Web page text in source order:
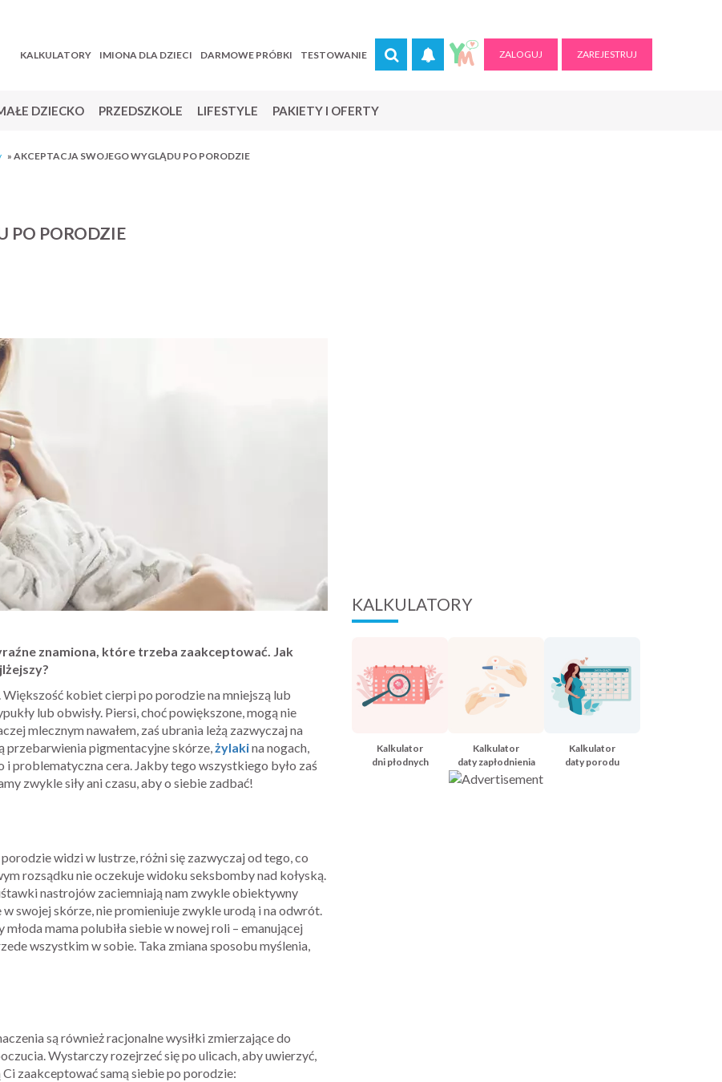
KALKULATORY IMIONA DLA DZIECI DARMOWE PRÓBKI TESTOWANIE ZALOGUJ ZAREJESTRUJ
DZIECKO PRZEDSZKOLE LIFESTYLE PAKIETY I OFERTY
» AKCEPTACJA SWOJEGO WYGLĄDU PO PORODZIE
PO PORODZIE
znamiona, które trzeba zaakceptować. Jak
kobiet cierpi po porodzie na mniejszą lub
lub obwisły. Piersi, choć powiększone, mogą nie
mlecznym nawałem, zaś ubrania leżą zazwyczaj na
przebarwienia pigmentacyjne skórze,żylakina nogach,
i problematyczna cera. Jakby tego wszystkiego było zaś
zwykle siły ani czasu, aby o siebie zadbać!
widzi w lustrze, różni się zazwyczaj od tego, co
rozsądku nie oczekuje widoku seksbomby nad kołyską.
nastrojów zaciemniają nam zwykle obiektywny
swojej skórze, nie promieniuje zwykle urodą i na odwrót.
mama polubiła siebie w nowej roli – emanującej
wszystkim w sobie. Taka zmiana sposobu myślenia,
są również racjonalne wysiłki zmierzające do
Wystarczy rozejrzeć się po ulicach, aby uwierzyć,
zaakceptować samą siebie po porodzie:
KALKULATORY
Kalkulator
dni płodnych
Kalkulator
daty zapłodnienia
Kalkulator
daty porodu